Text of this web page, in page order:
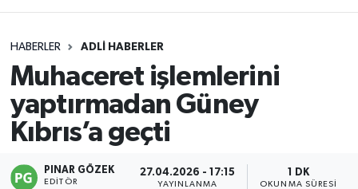
HABERLER ADLI HABERLER
Muhaceret işlemlerini
yaptırmadan Güney
Kıbrıs’a geçti
PINAR GÖZEK
EDITÖR
27.04.2026 - 17:15
YAYINLANMA
1 DK
OKUNMA SÜRESI